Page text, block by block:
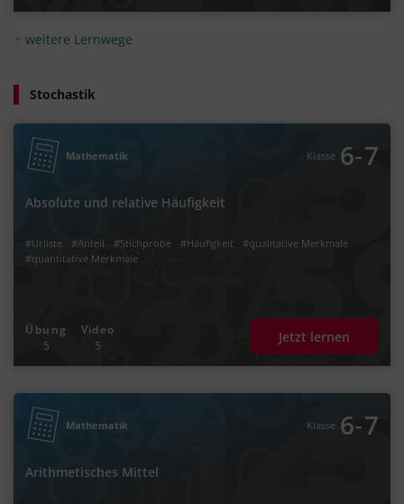
weitere Lernwege
Stochastik
Mathematik Klasse 6‐7
Absolute und relative Häufigkeit
#Urliste #Anteil #Stichprobe #Häufigkeit
#qualitative Merkmale
#quantitative Merkmale
Übung
5
Video
5
Jetzt lernen
Mathematik Klasse 6‐7
Arithmetisches Mittel